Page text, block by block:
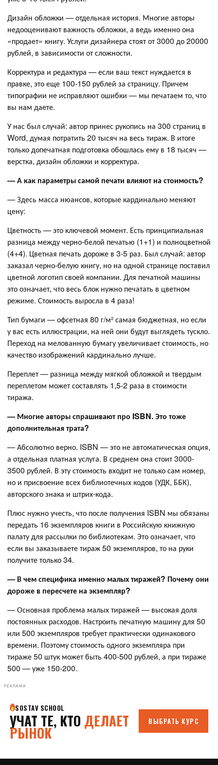
Дизайн обложки — отдельная история. Многие авторы
недооценивают важность обложки, а ведь именно она
«продает» книгу. Услуги дизайнера стоят от 3000 до 20000
рублей, в зависимости от сложности.
Корректура и редактура — если ваш текст нуждается в
правке, это еще 100-150 рублей за страницу. Причем
типографии не исправляют ошибки — мы печатаем то, что
вы нам даете.
У нас был случай: автор принес рукопись на 300 страниц в
Word, думая потратить 20 тысяч на весь тираж. В итоге
только допечатная подготовка обошлась ему в 18 тысяч —
верстка, дизайн обложки и корректура.
— А как параметры самой печати влияют на стоимость?
— Здесь масса нюансов, которые кардинально меняют
цену:
Цветность — это ключевой момент. Есть принципиальная
разница между черно-белой печатью (1+1) и полноцветной
(4+4). Цветная печать дороже в 3-5 раз. Был случай: автор
заказал черно-белую книгу, но на одной странице поставил
цветной логотип своей компании. Для печатной машины
это означает, что весь блок нужно печатать в цветном
режиме. Стоимость выросла в 4 раза!
Тип бумаги — офсетная 80 г/м² самая бюджетная, но если
у вас есть иллюстрации, на ней они будут выглядеть тускло.
Переход на мелованную бумагу увеличивает стоимость, но
качество изображений кардинально лучше.
Переплет — разница между мягкой обложкой и твердым
переплетом может составлять 1,5-2 раза в стоимости
тиража.
— Многие авторы спрашивают про ISBN. Это тоже
дополнительная трата?
— Абсолютно верно. ISBN — это не автоматическая опция,
а отдельная платная услуга. В среднем она стоит 3000-
3500 рублей. В эту стоимость входит не только сам номер,
но и присвоение всех библиотечных кодов (УДК, ББК),
авторского знака и штрих-кода.
Плюс нужно учесть, что после получения ISBN мы обязаны
передать 16 экземпляров книги в Российскую книжную
палату для рассылки по библиотекам. Это означает, что
если вы заказываете тираж 50 экземпляров, то на руки
получите только 34.
— В чем специфика именно малых тиражей? Почему они
дороже в пересчете на экземпляр?
— Основная проблема малых тиражей — высокая доля
постоянных расходов. Настроить печатную машину для 50
или 500 экземпляров требует практически одинакового
времени. Поэтому стоимость одного экземпляра при
тираже 50 штук может быть 400-500 рублей, а при тираже
500 — уже 150-200.
РЕКЛАМА